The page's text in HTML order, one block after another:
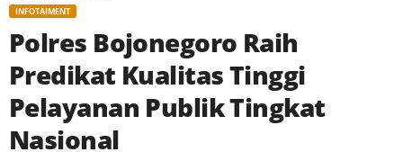
INFOTAIMENT
Polres Bojonegoro Raih
Predikat Kualitas Tinggi
Pelayanan Publik Tingkat
Nasional